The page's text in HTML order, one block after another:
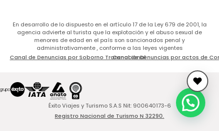
En desarrollo de lo dispuesto en el artículo 17 de la Ley 679 de 2001, la
agencia advierte al turista que la explotación y el abuso sexual de
menores de edad en el país son sancionados penal y
administrativamente , conforme a las leyes vigentes
Canal de Denuncias por Soborno TransnacionalCanal de Denuncias por actos de
Éxito Viajes y Turismo S.A.S Nit: 900640173-6
Registro Nacional de Turismo N 32290.